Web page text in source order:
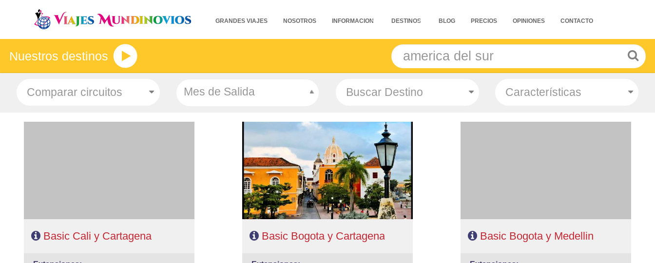
GRANDES VIAJES NOSOTROS INFORMACION DESTINOS BLOG PRECIOS OPINIONES CONTACTO
Nuestros destinos
Mes de Salida
Basic Cali y Cartagena
- Salidas: Diarias
- Ruta: 2 noches Bogotá y 3 noches Cartagena
- Categoría hotelera: Turista, T.Superior y Primera
- Régimen: Alojamiento y Desayuno
Basic Bogota y Cartagena Basic Bogota y Medellin